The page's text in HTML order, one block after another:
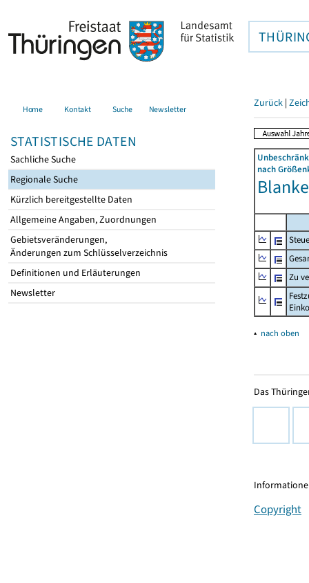
Home Kontakt Suche Newsletter
STATISTISCHE DATEN
Sachliche Suche
Regionale Suche
Kürzlich bereitgestellte Daten
Allgemeine Angaben, Zuordnungen
Gebietsveränderungen,
Änderungen zum Schlüsselverzeichnis
Definitionen und Erläuterungen
Newsletter
Zurück |
nach
Zu
▴ nach oben
Das
Copyright